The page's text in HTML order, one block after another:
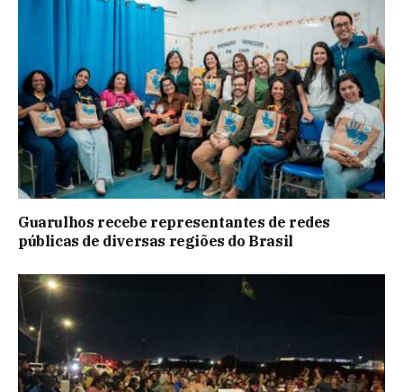
Guarulhos recebe representantes de redes
públicas de diversas regiões do Brasil